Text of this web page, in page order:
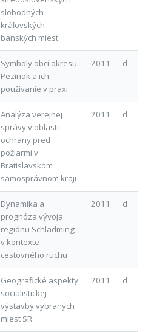
slobodných
kráľovských
banských miest
Symboly obcí okresu
Pezinok a ich
používanie v praxi
2011 d
Analýza verejnej
správy v oblasti
ochrany pred
požiarmi v
Bratislavskom
samosprávnom kraji
2011 d
Dynamika a
prognóza vývoja
regiónu Schladming
v kontexte
cestovného ruchu
2011 d
Geografické aspekty
socialistickej
výstavby vybraných
miest SR
2011 d